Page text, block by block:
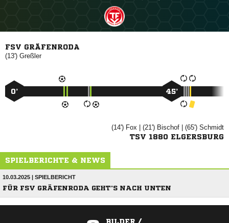
FSV GRÄFENRODA
(13') 
0’ 45’
(14')  | (21')  | (65') 
TSV 1880 ELGERSBURG
SPIELBERICHTE & NEWS
10.03.2025 | SPIELBERICHT
FÜR FSV GRÄFENRODA GEHT'S NACH UNTEN
BILDER /